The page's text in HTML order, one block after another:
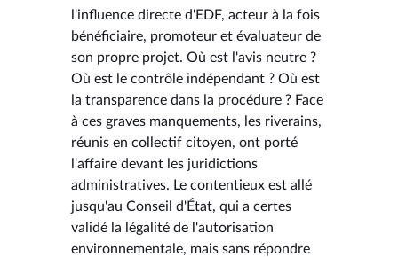
l'influence directe d'EDF, acteur à la fois
bénéficiaire, promoteur et évaluateur de
son propre projet. Où est l'avis neutre ?
Où est le contrôle indépendant ? Où est
la transparence dans la procédure ? Face
à ces graves manquements, les riverains,
réunis en collectif citoyen, ont porté
l'affaire devant les juridictions
administratives. Le contentieux est allé
jusqu'au Conseil d'État, qui a certes
validé la légalité de l'autorisation
environnementale, mais sans répondre